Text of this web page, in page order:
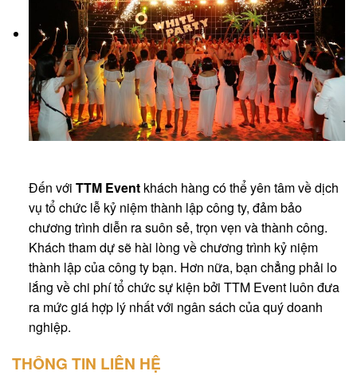
Đến với TTM Eventkhách hàng có thể yên tâm về dịch
vụ tổ chức lễ kỷ niệm thành lập công ty, đảm bảo
chương trình diễn ra suôn sẻ, trọn vẹn và thành công.
Khách tham dự sẽ hài lòng về chương trình kỷ niệm
thành lập của công ty bạn. Hơn nữa, bạn chẳng phải lo
lắng về chi phí tổ chức sự kiện bởi TTM Event luôn đưa
ra mức giá hợp lý nhất với ngân sách của quý doanh
nghiệp.
THÔNG TIN LIÊN HỆ